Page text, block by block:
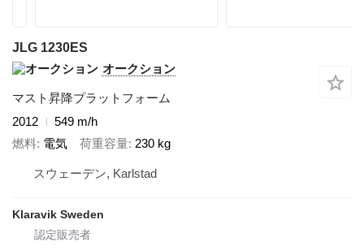
JLG 1230ES
オークション
マスト昇降プラットフォーム
2012
549 m/h
燃料 電気 荷重容量 230 kg
スウェーデン, Karlstad
Klaravik Sweden